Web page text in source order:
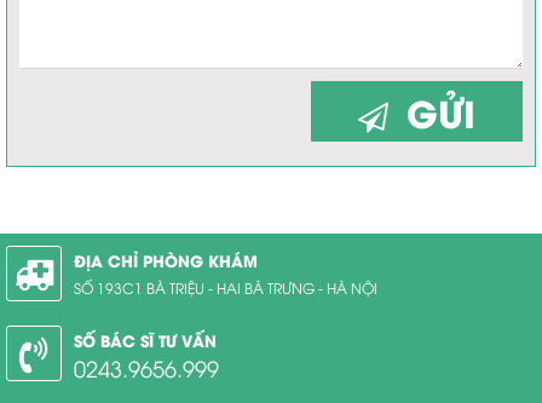
GỬI
ĐỊA CHỈ PHÒNG KHÁM
SỐ 193C1 BÀ TRIỆU - HAI BÀ TRƯNG - HÀ NỘI
SỐ BÁC SĨ TƯ VẤN
0243.9656.999